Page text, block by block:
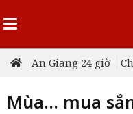
An Giang 24 giờ
Mùa… mua